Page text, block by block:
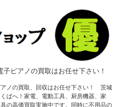
ピアノの買取はお任せ下さい！
ノの買取、回収はお任せ下さい！ 茨城
ばへ！家電、電動工具、厨房機器、家
の高価買取実施中です。同時に不用品の